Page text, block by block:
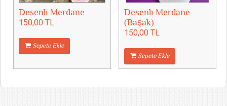
Desenli Merdane
150,00 TL
Sepete Ekle
Desenli Merdane
(Başak)
150,00 TL
Sepete Ekle